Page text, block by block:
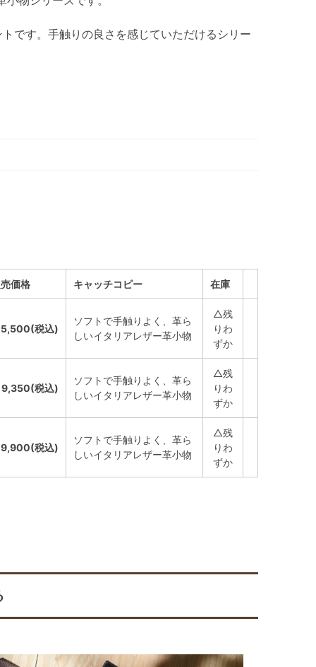
です。手触りの良さを感じていただけるシリー
価格 キャッチコピー 在庫
5,500(税込)
ソフトで手触りよく、革ら
しいイタリアレザー革小物
△残
りわ
ずか
9,350(税込)
ソフトで手触りよく、革ら
しいイタリアレザー革小物
△残
りわ
ずか
9,900(税込)
ソフトで手触りよく、革ら
しいイタリアレザー革小物
△残
りわ
ずか